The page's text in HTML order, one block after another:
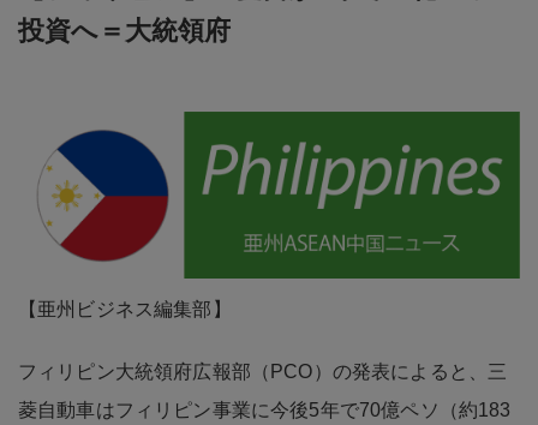
投資へ＝大統領府
【亜州ビジネス編集部】
フィリピン大統領府広報部（PCO）の発表によると、三
菱自動車はフィリピン事業に今後5年で70億ペソ（約183